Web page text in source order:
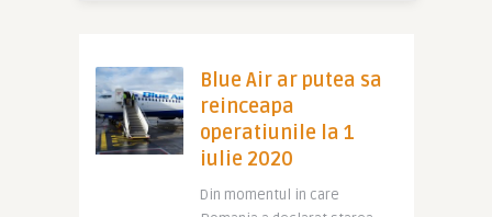
Blue Air ar putea sa
reinceapa
operatiunile la 1
iulie 2020
Din momentul in care